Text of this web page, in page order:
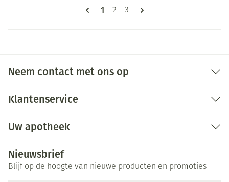
Pagina's
U lees momenteel pagina
1 Pagina
2 Pagina
3
Neem contact met ons op
Klantenservice
Uw apotheek
Nieuwsbrief
Blijf op de hoogte van nieuwe producten en promoties